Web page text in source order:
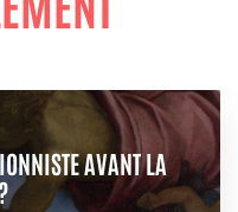
AVANT LA